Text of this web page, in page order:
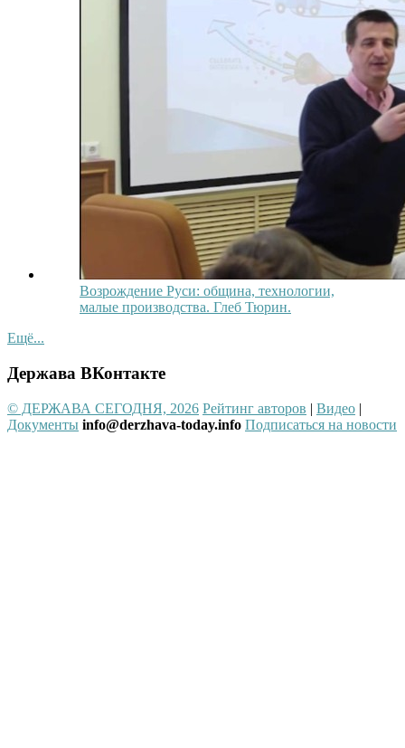
Возрождение Руси: община, технологии,
малые производства. Глеб Тюрин.
Ещё...
Держава ВКонтакте
© ДЕРЖАВА СЕГОДНЯ, 2026 Рейтинг авторов | Видео |
Документы info@derzhava-today.info Подписаться на новости